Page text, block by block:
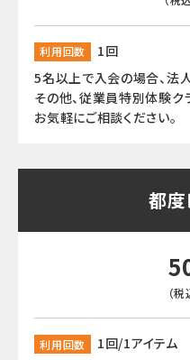
利用回数
1回
5名以上で入会の場合、法
その他、従業員特別体験ク
お気軽にご相談ください。
都度
（
利用回数
1回/1アイテム